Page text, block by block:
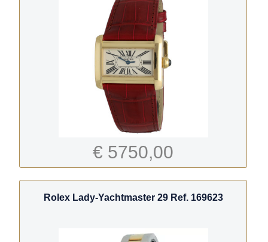
€ 5750,00
Rolex Lady-Yachtmaster 29 Ref. 169623